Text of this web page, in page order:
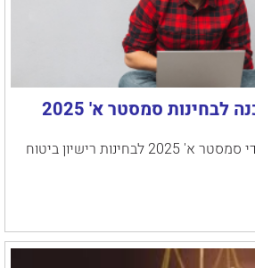
לבחינות סמסטר א' 2025
רשימת הקורסים למועדי סמסטר א' 2025 לבחינות רישיון ביטוח